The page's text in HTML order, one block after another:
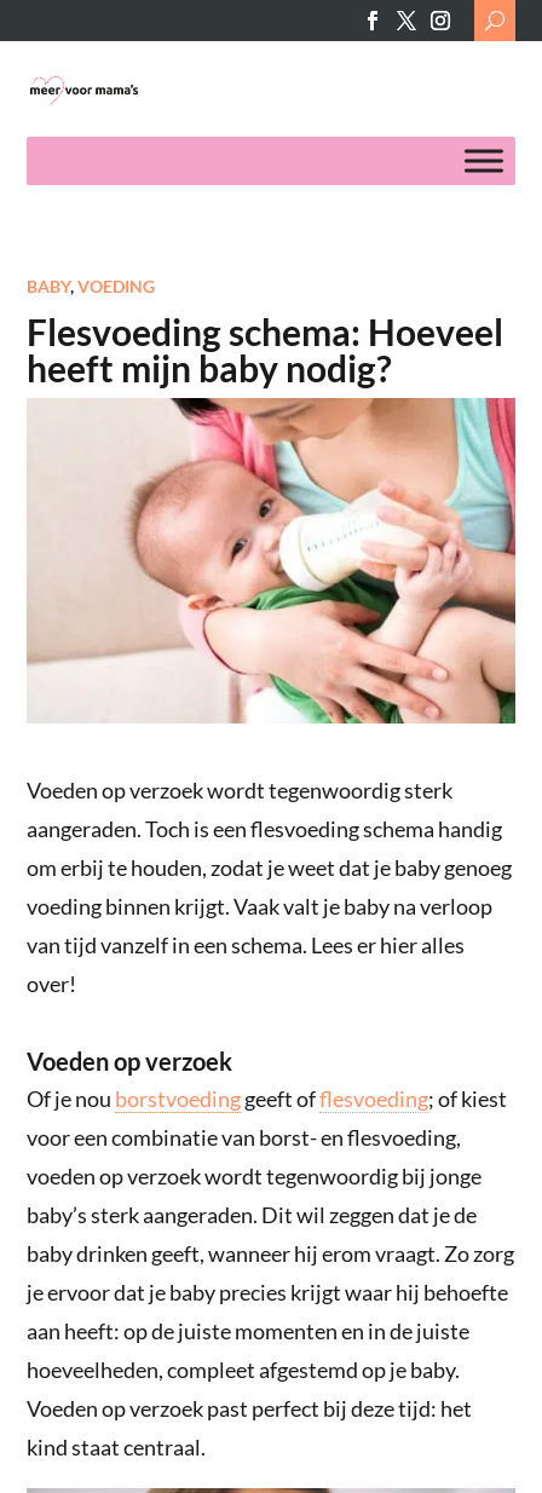
Search
for:
BABY,VOEDING
Flesvoeding schema: Hoeveel
heeft mijn baby nodig?
Voeden op verzoek wordt tegenwoordig sterk
aangeraden. Toch is een flesvoeding schema handig
om erbij te houden, zodat je weet dat je baby genoeg
voeding binnen krijgt. Vaak valt je baby na verloop
van tijd vanzelf in een schema. Lees er hier alles
over!
Voeden op verzoek
Of je nou borstvoedinggeeft offlesvoeding; of kiest
voor een combinatie van borst- en flesvoeding,
voeden op verzoek wordt tegenwoordig bij jonge
baby’s sterk aangeraden. Dit wil zeggen dat je de
baby drinken geeft, wanneer hij erom vraagt. Zo zorg
je ervoor dat je baby precies krijgt waar hij behoefte
aan heeft: op de juiste momenten en in de juiste
hoeveelheden, compleet afgestemd op je baby.
Voeden op verzoek past perfect bij deze tijd: het
kind staat centraal.